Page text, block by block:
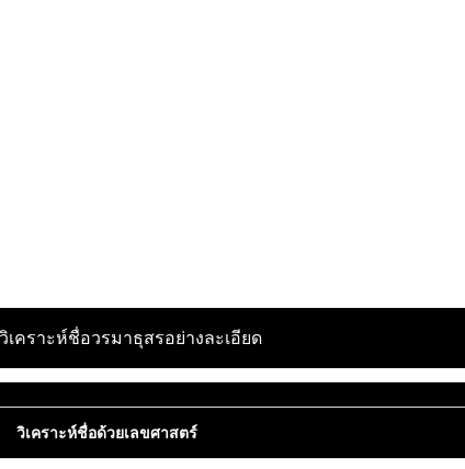
วิเคราะห์ชื่อวรมาธุสรอย่างละเอียด
วิเคราะห์ชื่อด้วยเลขศาสตร์